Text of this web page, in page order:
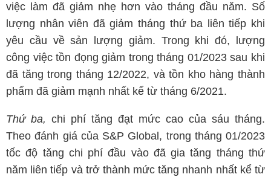
việc làm đã giảm nhẹ hơn vào tháng đầu năm. Số
lượng nhân viên đã giảm tháng thứ ba liên tiếp khi
yêu cầu về sản lượng giảm. Trong khi đó, lượng
công việc tồn đọng giảm trong tháng 01/2023 sau khi
đã tăng trong tháng 12/2022, và tồn kho hàng thành
phẩm đã giảm mạnh nhất kể từ tháng 6/2021.
Thứ ba, chi phí tăng đạt mức cao của sáu tháng.
Theo đánh giá của S&P Global, trong tháng 01/2023
tốc độ tăng chi phí đầu vào đã gia tăng tháng thứ
năm liên tiếp và trở thành mức tăng nhanh nhất kể từ